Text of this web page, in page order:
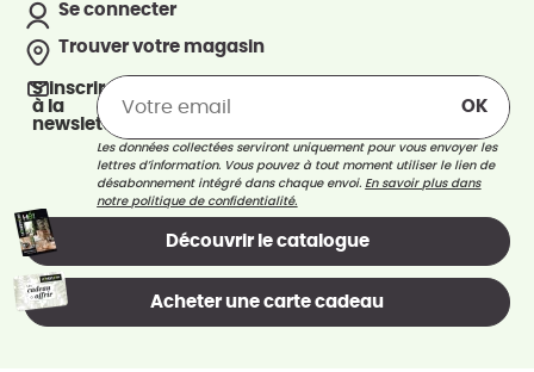
Se connecter
Trouver votre magasin
S’inscrire
à la
newsletter
Les données collectées serviront uniquement pour vous envoyer les
lettres d’information. Vous pouvez à tout moment utiliser le lien de
désabonnement intégré dans chaque envoi.En savoir plus dans
notre politique de confidentialité.
Découvrir le catalogue
Acheter une carte cadeau